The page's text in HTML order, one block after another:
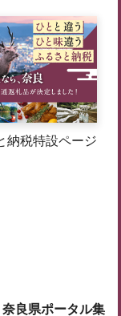
納税特設ページ
奈良県ポータル集